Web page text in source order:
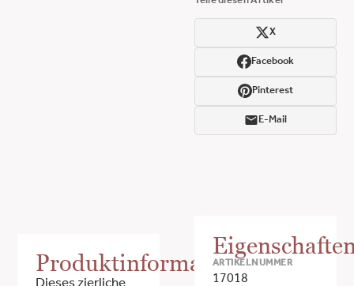
X
Facebook
Pinterest
E-Mail
Produktinformationen
ARTIKELNUMMER
17018